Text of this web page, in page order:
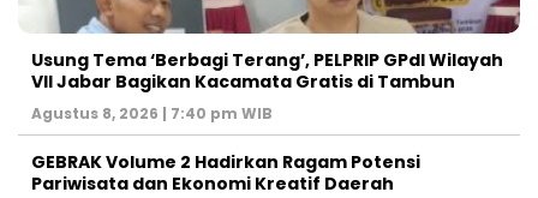
‎Usung Tema ‘Berbagi Terang’, PELPRIP GPdI Wilayah
VII Jabar Bagikan Kacamata Gratis di Tambun
Agustus 8, 2026 | 7:40 pm WIB
GEBRAK Volume 2 Hadirkan Ragam Potensi
Pariwisata dan Ekonomi Kreatif Daerah